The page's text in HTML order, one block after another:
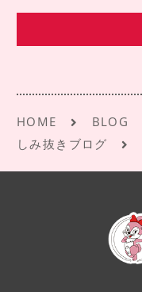
b
o
k
r
HOME BLOG
しみ抜きブログ